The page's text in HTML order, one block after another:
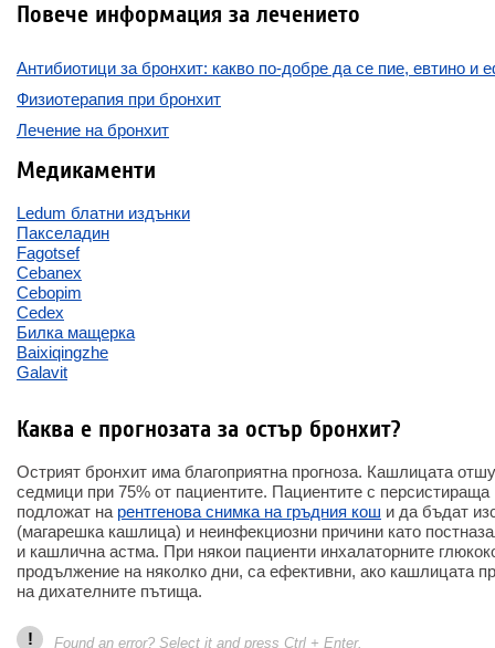
Повече информация за лечението
Антибиотици за бронхит: какво по-добре да се пие, евтино и
Физиотерапия при бронхит
Лечение на бронхит
Медикаменти
Ledum блатни издънки
Пакселадин
Fagotsef
Cebanex
Cebopim
Cedex
Билка мащерка
Baixiqingzhe
Galavit
Каква е прогнозата за остър бронхит?
Острият бронхит има благоприятна прогноза. Кашлицата
седмици при 75% от пациентите. Пациентите с
подложат на рентгенова снимка на гръдния кош и да бъдат
(магарешка кашлица) и неинфекциозни причини като
и кашлична астма. При някои пациенти инхалаторните
продължение на няколко дни, са ефективни, ако кашлицата
на дихателните пътища.
! Found an error? Select it and press Ctrl + Enter.